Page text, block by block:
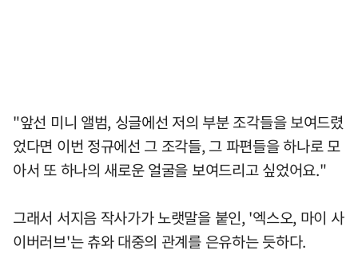
"앞선 미니 앨범, 싱글에선 저의 부분 조각들을 보여드렸
었다면 이번 정규에선 그 조각들, 그 파편들을 하나로 모
아서 또 하나의 새로운 얼굴을 보여드리고 싶었어요."
그래서 서지음 작사가가 노랫말을 붙인, '엑스오, 마이 사
이버러브'는 츄와 대중의 관계를 은유하는 듯하다.